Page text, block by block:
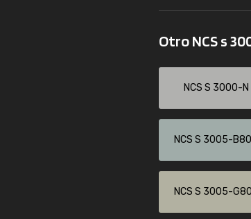
Otro NCS s
NCS S 3000-N
NCS S 3005-
NCS S 3005-